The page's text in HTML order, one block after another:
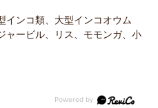
インコ類、大型インコオウム
ャービル、リス、モモンガ、小